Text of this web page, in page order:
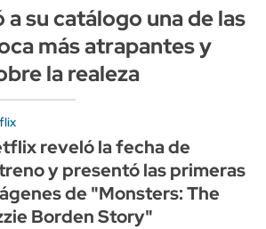
su catálogo una de las
más atrapantes y
la realeza
reveló la fecha de
y presentó las primeras
de "Monsters: The
Borden Story"